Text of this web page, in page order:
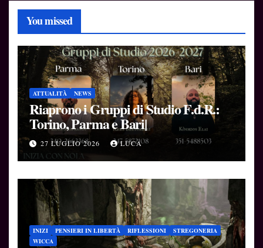
You missed
ATTUALITÀ NEWS
Riaprono i Gruppi di Studio F.d.R.:
Torino, Parma e Bari|
27 LUGLIO 2026 LUCA
INIZI PENSIERI IN LIBERTÀ RIFLESSIONI
STREGONERIA
WICCA